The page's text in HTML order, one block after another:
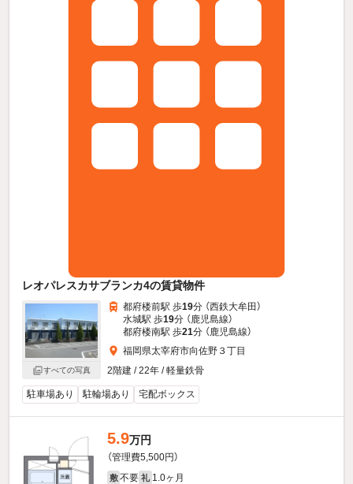
レオパレスカサブランカ4の賃貸物件
すべての写真
都府楼前駅 歩19分 （西鉄大牟田）
水城駅 歩19分 （鹿児島線）
都府楼南駅 歩21分 （鹿児島線）
福岡県太宰府市向佐野３丁目
2階建 / 22年 / 軽量鉄骨
駐車場あり 駐輪場あり 宅配ボックス
5.9万円
（管理費5,500円）
敷 不要 礼 1.0ヶ月